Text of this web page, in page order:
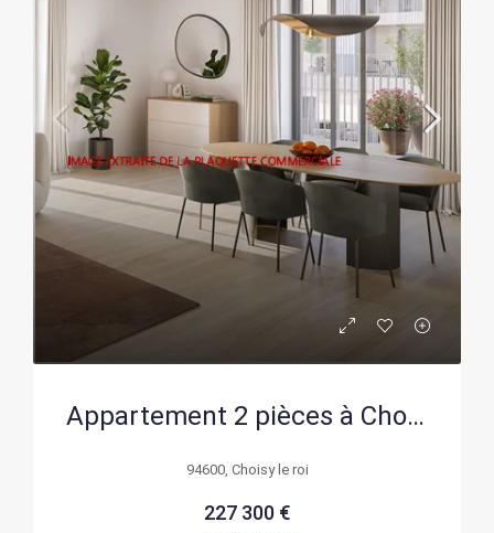
Appartement 2 pièces à Choisy-le-Roi livrable en 2028, parking inclus
94600, Choisy le roi
227 300 €